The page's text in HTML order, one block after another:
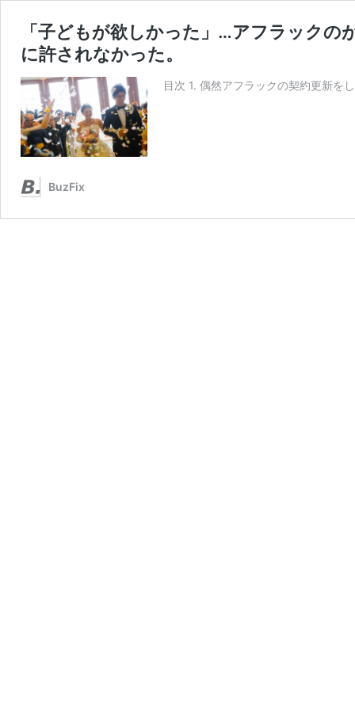
「子どもが欲しかった」…アフラックの
に許されなかった。
目次 1. 偶然アフラックの契約更新
BuzFix